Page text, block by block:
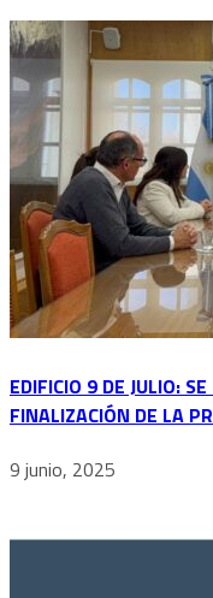
EDIFICIO 9 DE JULIO:
FINALIZACIÓN DE LA
9 junio, 2025